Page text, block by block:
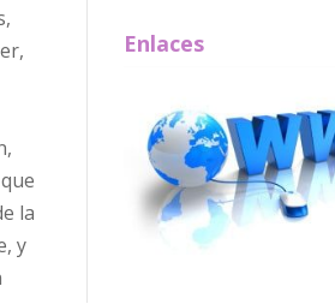
la
y
Enlaces